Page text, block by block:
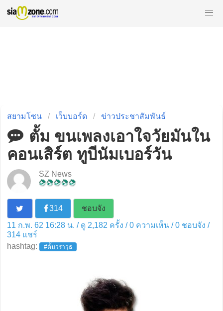
สยามโซน เว็บบอร์ด ข่าวประชาสัมพันธ์
ตั้ม ขนเพลงเอาใจวัยมันใน
คอนเสิร์ต ทูบีนัมเบอร์วัน
SZ News
314
ชอบจัง
11 ก.พ. 62 16:28 น. / ดู 2,182 ครั้ง / 0 ความเห็น /0ชอบจัง /
314แชร์
hashtag:
#ตั้มวราวุธ